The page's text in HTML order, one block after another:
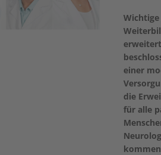
einer
die
für alle